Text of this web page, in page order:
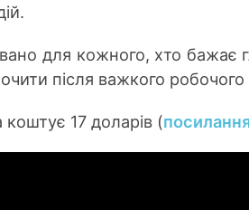
для кожного, хто бажає
після важкого робочого
коштує 17 доларів (